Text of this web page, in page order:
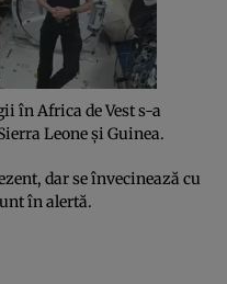
în Africa de Vest s-a
Leone şi Guinea.
dar se învecinează cu
în alertă.